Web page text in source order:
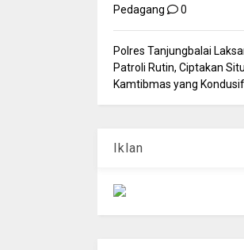
Pedagang
0
Polres Tanjungbalai
Patroli Rutin, Ciptakan
Kamtibmas yang Kondusif
Iklan